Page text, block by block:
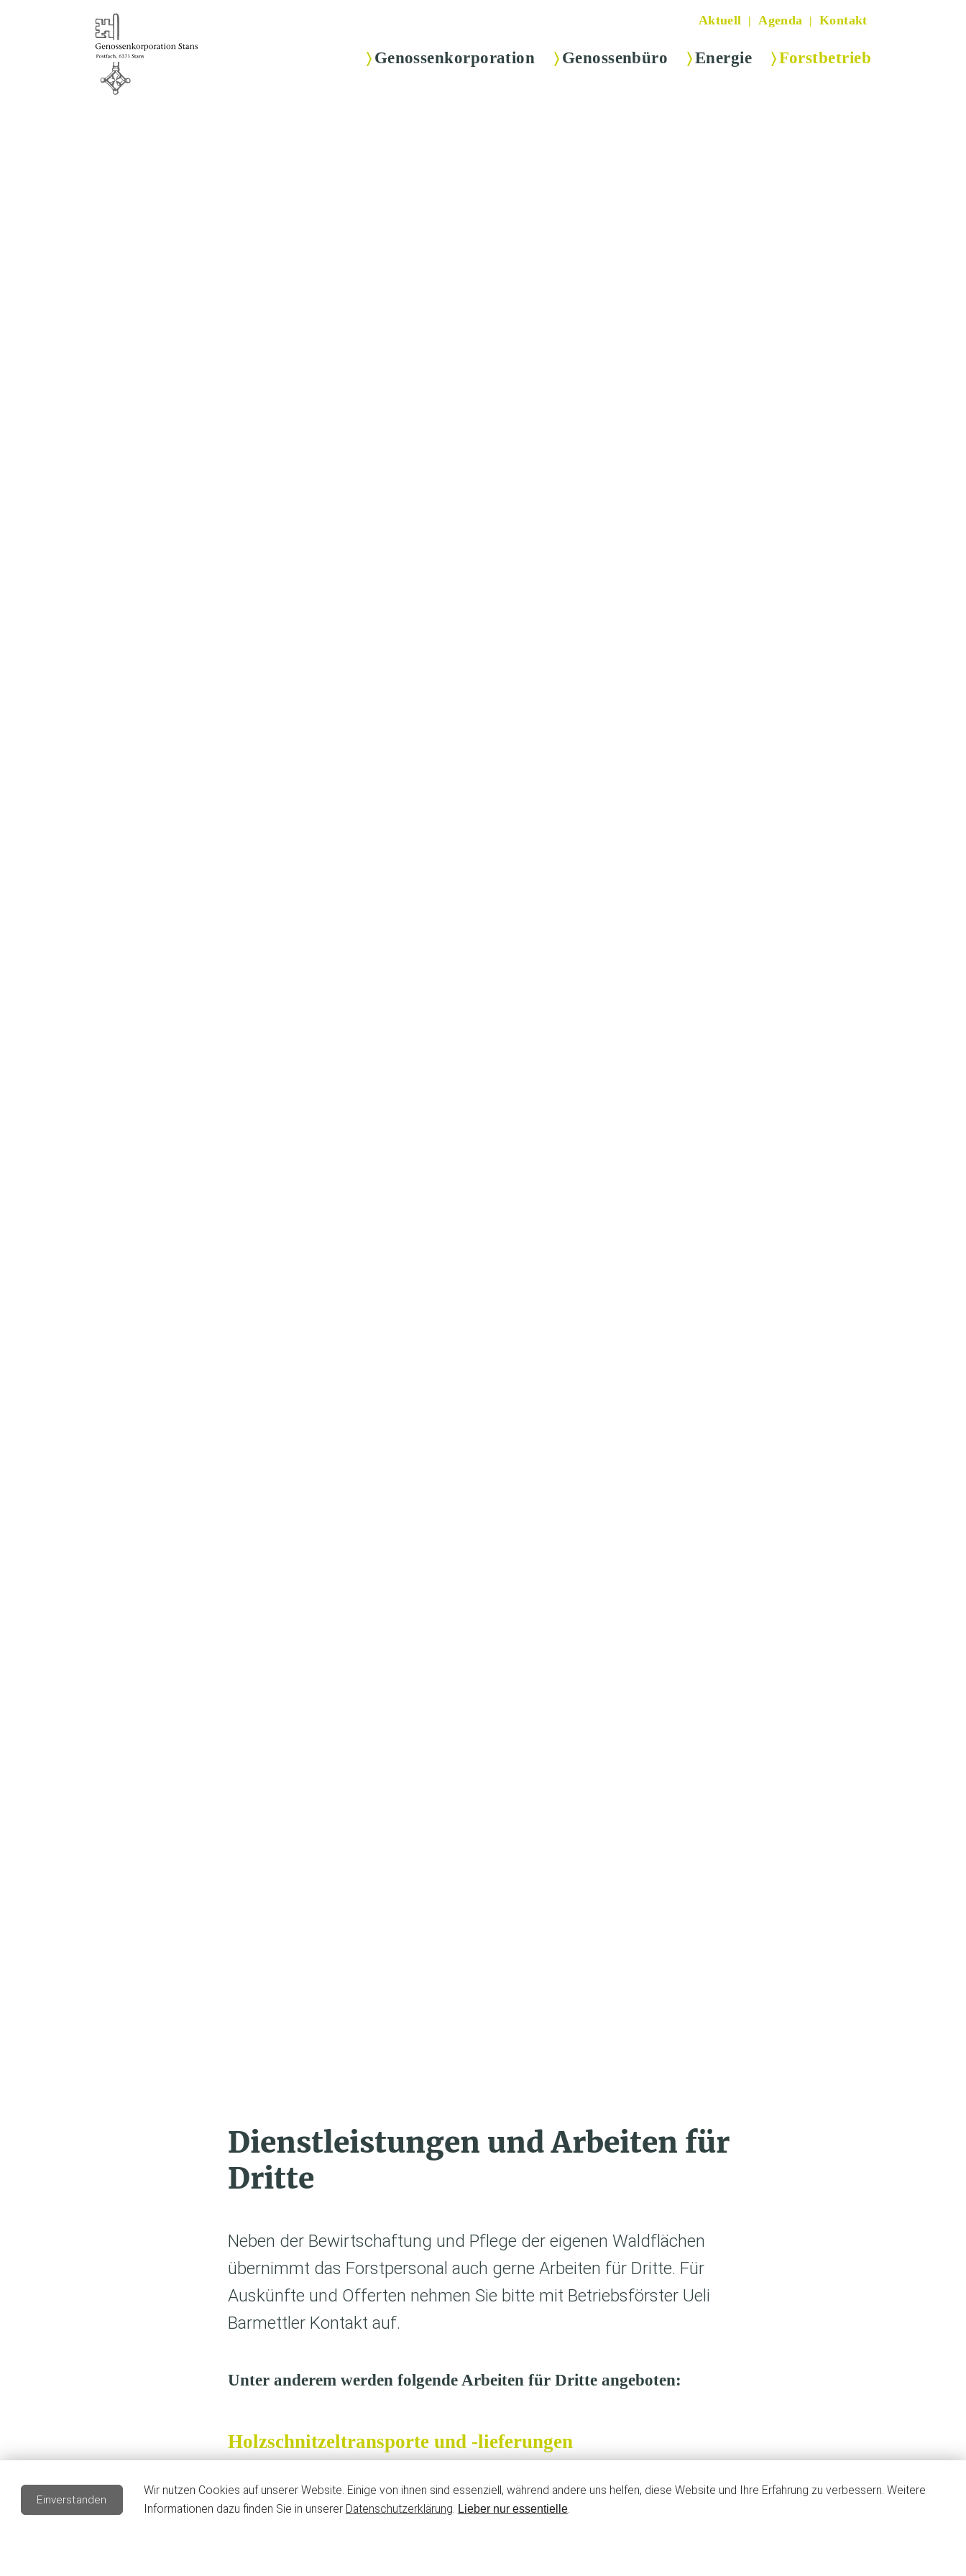
Einverstanden
Wir nutzen Cookies auf unserer Website. Einige von ihnen sind essenziell, während andere uns helfen, diese Website und Ihre Erfahrung zu verbessern. Weitere
Informationen dazu finden Sie in unserer Datenschutzerklärung. Lieber nur essentielle.
Genossenkorporation Genossenbüro Energie Forstbetrieb
Aktuell Agenda Kontakt
Dienstleistungen und Arbeiten für
Dritte
Neben der Bewirtschaftung und Pflege der eigenen Waldflächen
übernimmt das Forstpersonal auch gerne Arbeiten für Dritte. Für
Auskünfte und Offerten nehmen Sie bitte mit Betriebsförster Ueli
Barmettler Kontakt auf.
Unter anderem werden folgende Arbeiten für Dritte angeboten:
Holzschnitzeltransporte und -lieferungen